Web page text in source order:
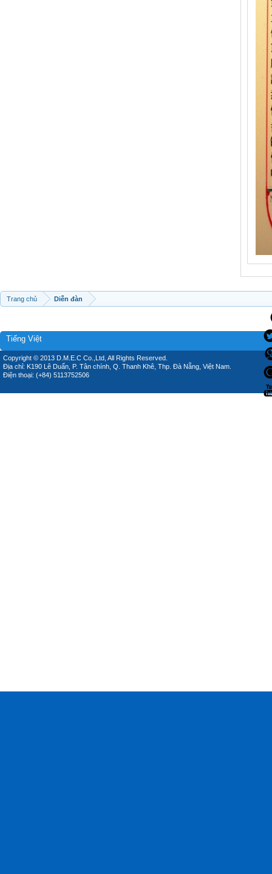
Trang chủ Diễn đàn
Tiếng Việt
Copyright © 2013 D.M.E.C Co.,Ltd, All Rights Reserved.
Địa chỉ: K190 Lê Duẩn, P. Tân chính, Q. Thanh Khê, Thp. Đà Nẵng, Việt Nam.
Điện thoại: (+84) 5113752506